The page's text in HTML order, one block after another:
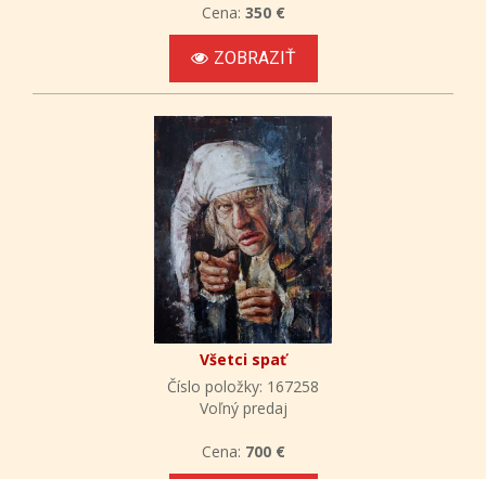
Cena: 350 €
ZOBRAZIŤ
Všetci spať
Číslo položky: 167258
Voľný predaj
Cena: 700 €